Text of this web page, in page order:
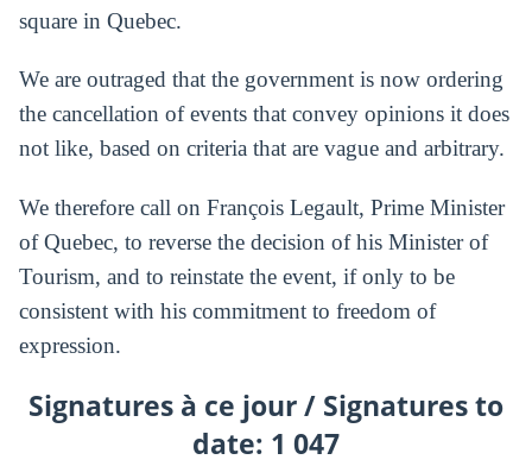
square in Quebec.
We are outraged that the government is now ordering
the cancellation of events that convey opinions it does
not like, based on criteria that are vague and arbitrary.
We therefore call on François Legault, Prime Minister
of Quebec, to reverse the decision of his Minister of
Tourism, and to reinstate the event, if only to be
consistent with his commitment to freedom of
expression.
Signatures à ce jour / Signatures to
date: 1 047